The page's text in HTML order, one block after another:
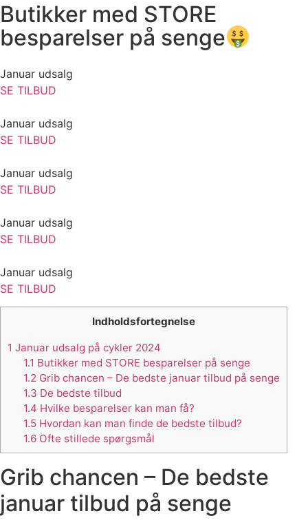
Butikker med STORE
besparelser på senge
Januar udsalg
SE TILBUD
Januar udsalg
SE TILBUD
Januar udsalg
SE TILBUD
Januar udsalg
SE TILBUD
Januar udsalg
SE TILBUD
Indholdsfortegnelse
1 Januar udsalg på cykler 2024
1.1 Butikker med STORE besparelser på senge
1.2 Grib chancen – De bedste januar tilbud på senge
1.3 De bedste tilbud
1.4 Hvilke besparelser kan man få?
1.5Hvordan kan man finde de bedste tilbud?
1.6Ofte stillede spørgsmål
Grib chancen – De bedste
januar tilbud på senge